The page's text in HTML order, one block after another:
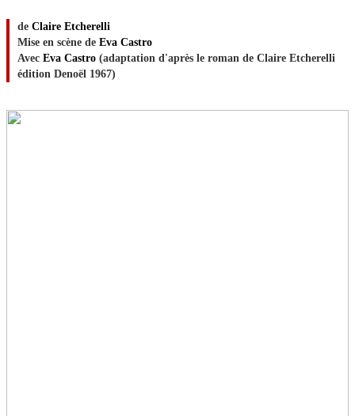
de Claire Etcherelli
Mise en scène de Eva Castro
Avec Eva Castro (adaptation d'après le roman de Claire Etcherelli
édition Denoël 1967)